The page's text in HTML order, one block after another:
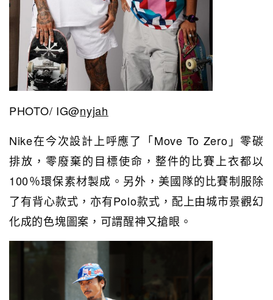
PHOTO/ IG@nyjah
Nike在今次設計上呼應了「Move To Zero」零碳
排放，零廢棄的目標使命，整件的比賽上衣都以
100％環保素材製成。另外，美國隊的比賽制服除
了有背心款式，亦有Polo款式，配上由城市景觀幻
化成的色塊圖案，可謂醒神又搶眼。